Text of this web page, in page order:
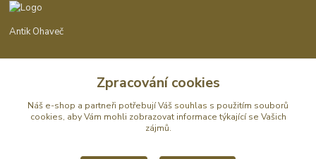
Antik Ohaveč
info@antik-prodej.cz
Zpracování cookies
Náš e-shop a partneři potřebují Váš souhlas s použitím souborů
cookies, aby Vám mohli zobrazovat informace týkající se Vašich
zájmů.